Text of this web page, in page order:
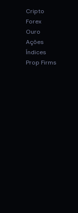
Cripto
Forex
Ouro
Ações
Índices
Prop Firms